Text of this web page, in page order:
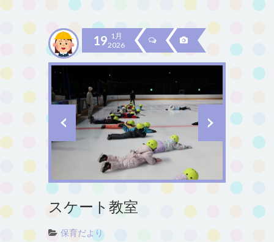
19 1月
2026
スケート教室
保育だより